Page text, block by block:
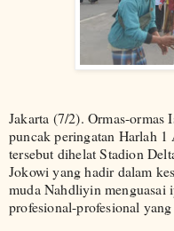
Jakarta (7/2). Ormas-ormas
puncak peringatan Harlah
tersebut dihelat Stadion
Jokowi yang hadir dalam
muda Nahdliyin menguasai
profesional-profesional